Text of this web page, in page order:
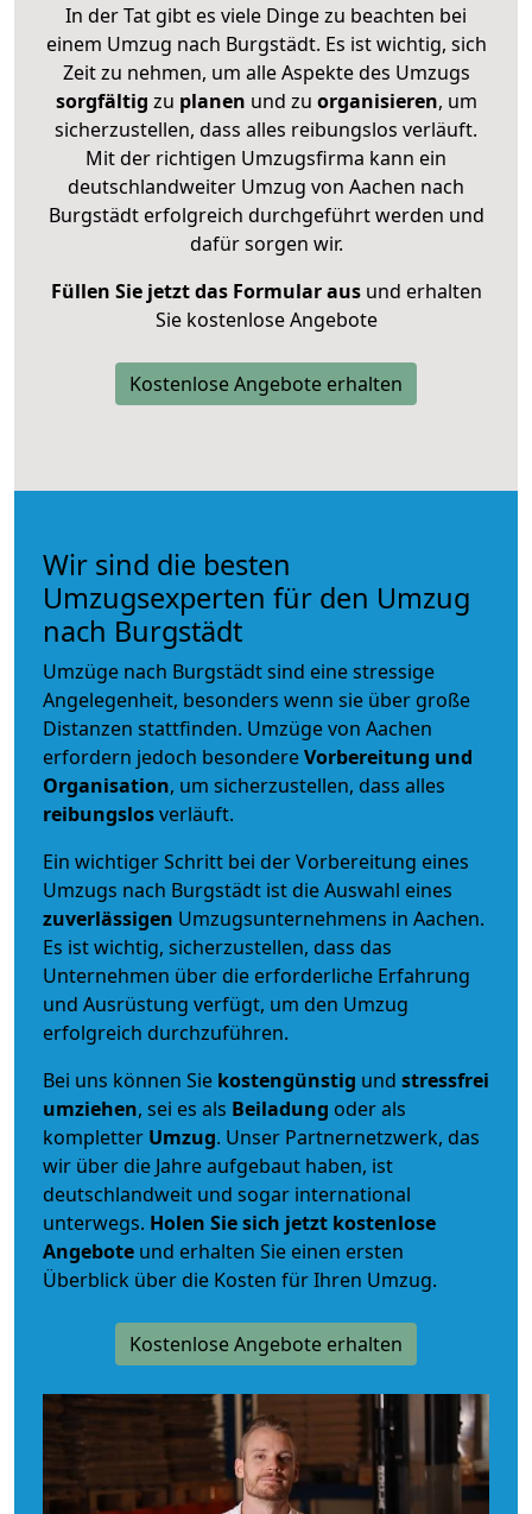
In der Tat gibt es viele Dinge zu beachten bei
einem Umzug nach Burgstädt. Es ist wichtig, sich
Zeit zu nehmen, um alle Aspekte des Umzugs
sorgfältig zu planen und zu organisieren, um
sicherzustellen, dass alles reibungslos verläuft.
Mit der richtigen Umzugsfirma kann ein
deutschlandweiter Umzug von Aachen nach
Burgstädt erfolgreich durchgeführt werden und
dafür sorgen wir.
Füllen Sie jetzt das Formular ausund erhalten
Sie kostenlose Angebote
Kostenlose Angebote erhalten
Wir sind die besten
Umzugsexperten für den Umzug
nach Burgstädt
Umzüge nach Burgstädt sind eine stressige
Angelegenheit, besonders wenn sie über große
Distanzen stattfinden. Umzüge von Aachen
erfordern jedoch besondereVorbereitung und
Organisation, um sicherzustellen, dass alles
reibungslosverläuft.
Ein wichtiger Schritt bei der Vorbereitung eines
Umzugs nach Burgstädt ist die Auswahl eines
zuverlässigen Umzugsunternehmens in Aachen.
Es ist wichtig, sicherzustellen, dass das
Unternehmen über die erforderliche Erfahrung
und Ausrüstung verfügt, um den Umzug
erfolgreich durchzuführen.
Bei uns können Sie kostengünstig und stressfrei
umziehen, sei es als Beiladung oder als
kompletter Umzug. Unser Partnernetzwerk, das
wir über die Jahre aufgebaut haben, ist
deutschlandweit und sogar international
unterwegs. Holen Sie sich jetzt kostenlose
Angebote und erhalten Sie einen ersten
Überblick über die Kosten für Ihren Umzug.
Kostenlose Angebote erhalten